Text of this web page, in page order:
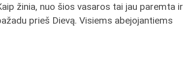
žinia, nuo šios vasaros tai jau paremta ir
prieš Dievą. Visiems abejojantiems